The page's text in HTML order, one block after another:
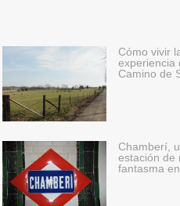
Cómo vivir
experiencia
Camino de
Chamberí,
estación de
fantasma